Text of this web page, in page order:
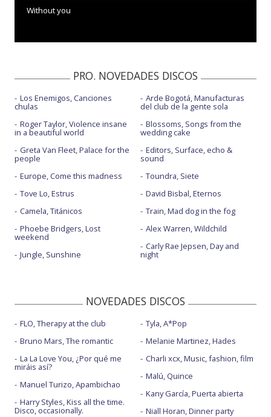
Without you
PRO. NOVEDADES DISCOS
Los Enemigos, Canciones
chulas
Roger Taylor, Violence insane
in a beautiful world
Greta Van Fleet, Palace for the
people
Europe, Come this madness
Tove Lo, Estrus
Camela, Titánicos
Phoebe Bridgers, Lost
weekend
Jungle, Sunshine
Arde Bogotá, Manufacturas
del club de la gente sola
Blossoms, Songs from the
wedding cake
Editors, Surface, echo &
sound
Toundra, Siete
David Bisbal, Eternos
Train, Mad dog in the fog
Alex Warren, Wildchild
Carly Rae Jepsen, Day and
night
NOVEDADES DISCOS
FLO, Therapy at the club
Bruno Mars, The romantic
La La Love You, ¿Por qué me
miráis así?
Manuel Turizo, Apambichao
Harry Styles, Kiss all the time.
Disco, occasionally.
Tyla, A*Pop
Melanie Martinez, Hades
Charli xcx, Music, fashion, film
Malú, Quince
Kany García, Puerta abierta
Niall Horan, Dinner party